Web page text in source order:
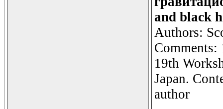
and black
Authors:
Comments:
19th
Japan.
author